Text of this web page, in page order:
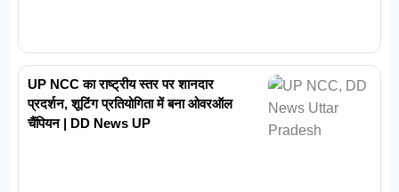
UP NCC का राष्ट्रीय स्तर पर शानदार
प्रदर्शन, शूटिंग प्रतियोगिता में बना ओवरऑल
चैंपियन | DD News UP